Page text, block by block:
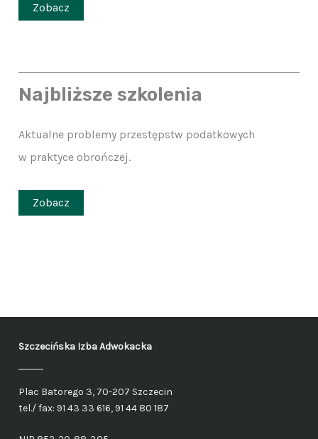
Zobacz
Najbliższe szkolenia
Aktualne problemy przestępstw podatkowych
w praktyce obrończej.
Zobacz
Szczecińska Izba Adwokacka
Plac Batorego 3, 70-207 Szczecin
tel./ fax: 91 43 33 616, 91 44 80 187